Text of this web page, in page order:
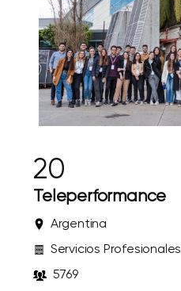
20
Teleperformance
Argentina
Servicios Profesionales
5769